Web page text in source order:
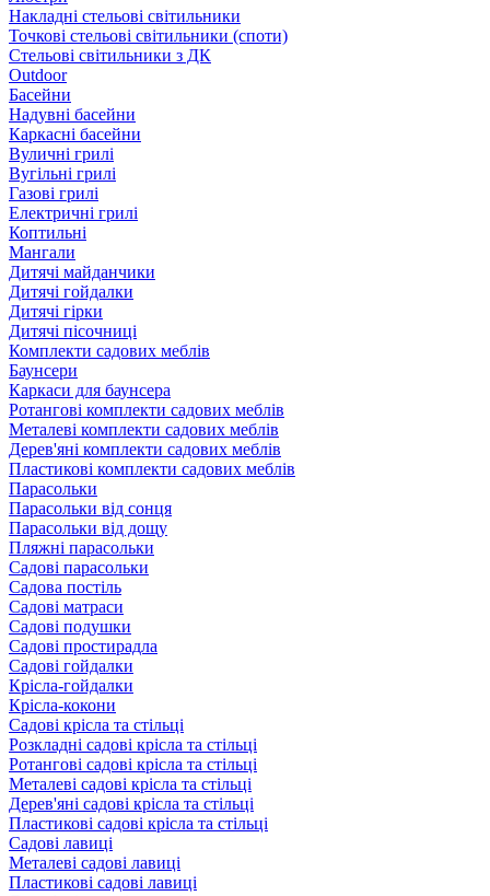
Накладні стельові світильники
Точкові стельові світильники (споти)
Стельові світильники з ДК
Outdoor
Басейни
Надувні басейни
Каркасні басейни
Вуличні грилі
Вугільні грилі
Газові грилі
Електричні грилі
Коптильні
Мангали
Дитячі майданчики
Дитячі гойдалки
Дитячі гірки
Дитячі пісочниці
Комплекти садових меблів
Баунсери
Каркаси для баунсера
Ротангові комплекти садових меблів
Металеві комплекти садових меблів
Дерев'яні комплекти садових меблів
Пластикові комплекти садових меблів
Парасольки
Парасольки від сонця
Парасольки від дощу
Пляжні парасольки
Садові парасольки
Садова постіль
Садові матраси
Садові подушки
Садові простирадла
Садові гойдалки
Крісла-гойдалки
Крісла-кокони
Садові крісла та стільці
Розкладні садові крісла та стільці
Ротангові садові крісла та стільці
Металеві садові крісла та стільці
Дерев'яні садові крісла та стільці
Пластикові садові крісла та стільці
Садові лавиці
Металеві садові лавиці
Пластикові садові лавиці